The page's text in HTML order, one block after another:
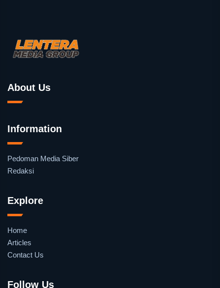
About Us
Information
Pedoman Media Siber
Redaksi
Explore
Home
Articles
Contact Us
Follow Us